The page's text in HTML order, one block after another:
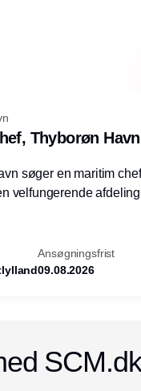
Thyborøn Havn
søger en maritim
velfungerende
Ansøgningsfrist
09.08.2026
SCM.dk